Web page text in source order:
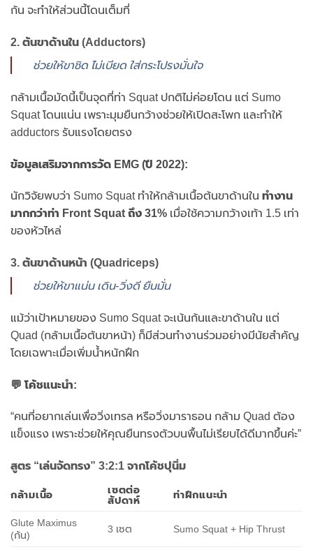
ก้น จะทำให้ส่วนนี้โดนเต็มที่
2. ต้นขาด้านใน (Adductors)
ช่วยให้ขาชิด ไม่เบียด ใส่กระโปรงมั่นใจ
กล้ามเนื้อมัดนี้เป็นจุดที่ท่า Squat ปกติไม่ค่อยโดน แต่ Sumo
Squat โดนแน่น เพราะมุมยืนกว้างช่วยให้เปิดสะโพก และทำให้
adductors รับแรงโดยตรง
ข้อมูลเสริมจากการวัด EMG (ปี 2022):
นักวิจัยพบว่า Sumo Squat ทำให้กล้ามเนื้อต้นขาด้านใน ทำงาน
มากกว่าท่า Front Squat ถึง 31% เมื่อใช้ความกว้างเท้า 1.5 เท่า
ของหัวไหล่
3. ต้นขาด้านหน้า (Quadriceps)
ช่วยให้ขาแน่น เดิน-วิ่งดี ยืนมั่น
แม้ว่าเป้าหมายของ Sumo Squat จะเน้นก้นและขาด้านใน แต่
Quad (กล้ามเนื้อต้นขาหน้า) ก็มีส่วนทำงานร่วมอย่างมีนัยสำคัญ
โดยเฉพาะเมื่อเพิ่มน้ำหนักฝึก
💬 โค้ชแนะนำ:
“คนที่อยากเล่นเพื่อวิ่งเทรล หรือวิ่งมาราธอน กล้าม Quad ต้อง
แข็งแรง เพราะช่วยให้คุณยืนทรงตัวบนพื้นไม่เรียบได้ดีมากขึ้นค่ะ”
สูตร “เล่นจัดทรง” 3:2:1 จากโค้ชปุนิ่ม
กล้ามเนื้อ
เซตต่อ
สัปดาห์
ท่าฝึกแนะนำ
Glute Maximus
(ก้น)
3 เซต Sumo Squat + Hip Thrust